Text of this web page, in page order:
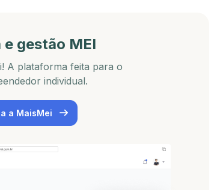
gestão MEI
A plataforma feita para o
individual.
a MaisMei